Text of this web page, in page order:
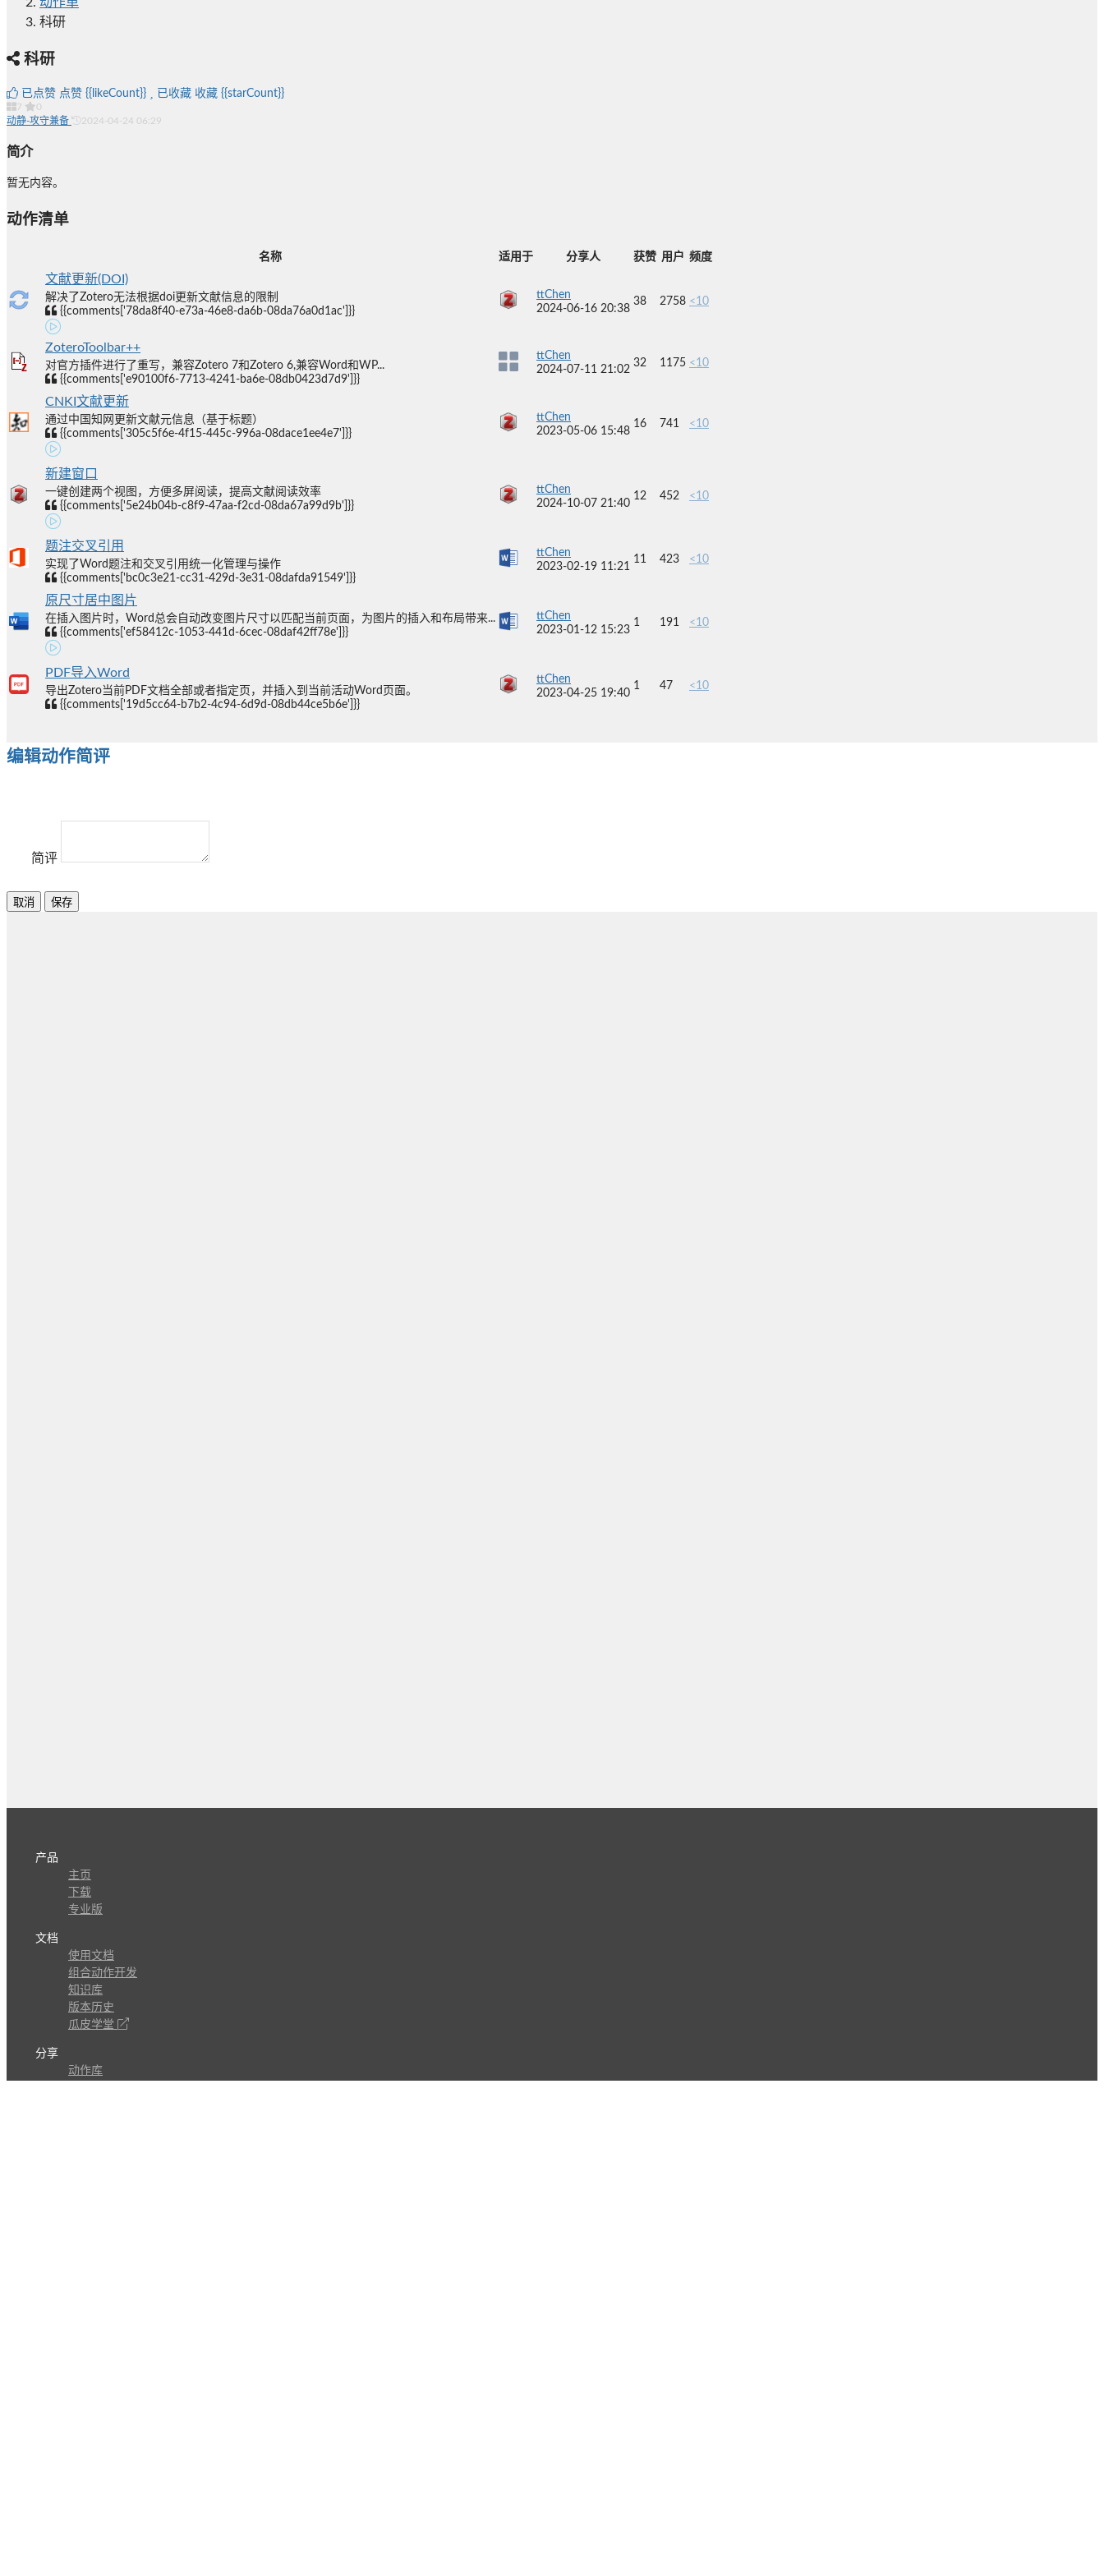
科研
科研
已点赞 点赞 {{likeCount}} 已收藏 收藏 {{starCount}}
7
0
动静-攻守兼备
2024-04-24 06:29
简介
暂无内容。
动作清单
名称 适用于 分享人 获赞 用户 频度
文献更新(DOI)
解决了Zotero无法根据doi更新文献信息的限制
{{comments['78da8f40-e73a-46e8-da6b-08da76a0d1ac']}}
ttChen
2024-06-16 20:38
38 2758 <10
ZoteroToolbar++
对官方插件进行了重写，兼容Zotero 7和Zotero 6,兼容Word和WP...
{{comments['e90100f6-7713-4241-ba6e-08db0423d7d9']}}
ttChen
2024-07-11 21:02
32 1175 <10
CNKI文献更新
通过中国知网更新文献元信息（基于标题）
{{comments['305c5f6e-4f15-445c-996a-08dace1ee4e7']}}
ttChen
2023-05-06 15:48
16 741 <10
新建窗口
一键创建两个视图，方便多屏阅读，提高文献阅读效率
{{comments['5e24b04b-c8f9-47aa-f2cd-08da67a99d9b']}}
ttChen
2024-10-07 21:40
12 452 <10
题注交叉引用
实现了Word题注和交叉引用统一化管理与操作
{{comments['bc0c3e21-cc31-429d-3e31-08dafda91549']}}
ttChen
2023-02-19 11:21
11 423 <10
原尺寸居中图片
在插入图片时，Word总会自动改变图片尺寸以匹配当前页面，为图片的插入和布局带来...
{{comments['ef58412c-1053-441d-6cec-08daf42ff78e']}}
ttChen
2023-01-12 15:23
1 191 <10
PDF导入Word
导出Zotero当前PDF文档全部或者指定页，并插入到当前活动Word页面。
{{comments['19d5cc64-b7b2-4c94-6d9d-08db44ce5b6e']}}
ttChen
2023-04-25 19:40
1 47 <10
编辑动作简评
简评
取消 保存
产品
主页
下载
专业版
文档
使用文档
组合动作开发
知识库
版本历史
瓜皮学堂
分享
动作库